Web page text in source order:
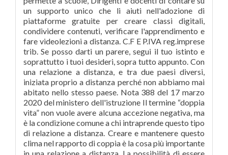
un supporto unico che li aiuti nell'adozione di
piattaforme gratuite per creare classi digitali,
condividere contenuti, verificare l'apprendimento e
fare videolezioni a distanza. C.F E P.IVA reg.imprese
trib. Se posso darti un parere, segui il tuo istinto e
soprattutto i tuoi desideri, sopra tutto appunto. Con
una relazione a distanza, e tra due paesi diversi,
iniziata proprio a distanza perché non abbiamo mai
abitato nello stesso paese. Nota 388 del 17 marzo
2020 del ministero dell'istruzione Il termine “doppia
vita” non vuole avere alcuna accezione negativa, ma
è la condizione comune a chi intraprende questo tipo
di relazione a distanza. Creare e mantenere questo
clima nel rapporto di coppia è la cosa più importante